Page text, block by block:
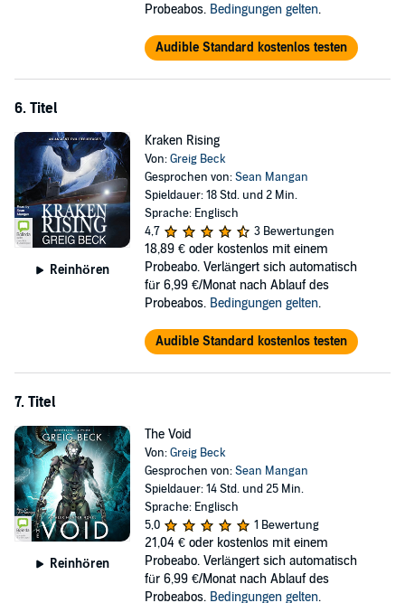
Probeabos. Bedingungen gelten.
Audible Standard kostenlos testen
6. Titel
Reinhören
Kraken Rising
Von:Greig Beck
Gesprochen von:Sean Mangan
Spieldauer: 18 Std. und 2 Min.
Sprache: Englisch
4,7
3 Bewertungen
18,89 € oder kostenlos mit einem
Probeabo. Verlängert sich automatisch
für 6,99 €/Monat nach Ablauf des
Probeabos. Bedingungen gelten.
Audible Standard kostenlos testen
7. Titel
Reinhören
The Void
Von:Greig Beck
Gesprochen von:Sean Mangan
Spieldauer: 14 Std. und 25 Min.
Sprache: Englisch
5,0
1 Bewertung
21,04 € oder kostenlos mit einem
Probeabo. Verlängert sich automatisch
für 6,99 €/Monat nach Ablauf des
Probeabos. Bedingungen gelten.